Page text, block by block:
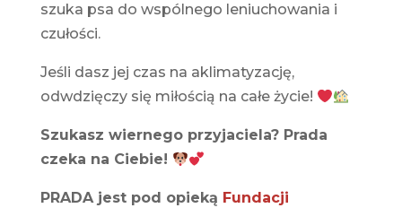
szuka psa do wspólnego leniuchowania i
czułości.
Jeśli dasz jej czas na aklimatyzację,
odwdzięczy się miłością na całe życie!
Szukasz wiernego przyjaciela? Prada
czeka na Ciebie!
PRADA jest pod opieką Fundacji